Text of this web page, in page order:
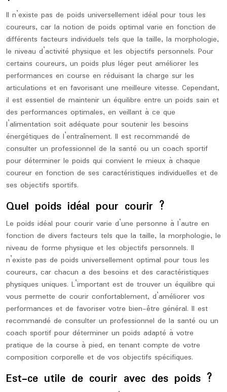
Il n’existe pas de poids universellement idéal pour tous les
coureurs, car la notion de poids optimal varie en fonction de
différents facteurs individuels tels que la taille, la morphologie,
le niveau d’activité physique et les objectifs personnels. Pour
certains coureurs, un poids plus léger peut améliorer les
performances en course en réduisant la charge sur les
articulations et en favorisant une meilleure vitesse. Cependant,
il est essentiel de maintenir un équilibre entre un poids sain et
des performances optimales, en veillant à ce que
l’alimentation soit adéquate pour soutenir les besoins
énergétiques de l’entraînement. Il est recommandé de
consulter un professionnel de la santé ou un coach sportif
pour déterminer le poids qui convient le mieux à chaque
coureur en fonction de ses caractéristiques individuelles et de
ses objectifs sportifs.
Quel poids idéal pour courir ?
Le poids idéal pour courir varie d’une personne à l’autre en
fonction de divers facteurs tels que la taille, la morphologie, le
niveau de forme physique et les objectifs personnels. Il
n’existe pas de poids universellement optimal pour tous les
coureurs, car chacun a des besoins et des caractéristiques
physiques uniques. L’important est de trouver un équilibre qui
vous permette de courir confortablement, d’améliorer vos
performances et de favoriser votre bien-être général. Il est
recommandé de consulter un professionnel de la santé ou un
coach sportif pour déterminer un poids adapté à votre
pratique de la course à pied, en tenant compte de votre
composition corporelle et de vos objectifs spécifiques.
Est-ce utile de courir avec des poids ?